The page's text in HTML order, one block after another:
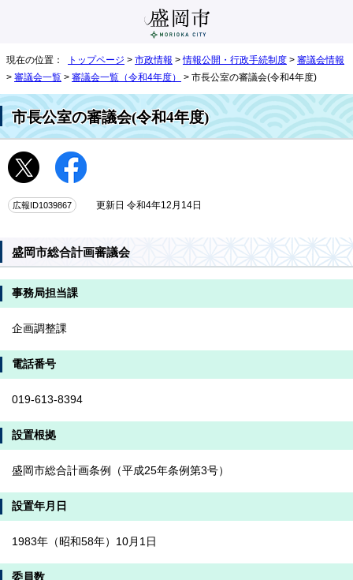
現在の位置： トップページ > 市政情報 >情報公開・行政手続制度 > 審議会情報
> 審議会一覧 > 審議会一覧（令和4年度） > 市長公室の審議会(令和4年度)
市長公室の審議会(令和4年度)
広報ID1039867 更新日 令和4年12月14日
盛岡市総合計画審議会
事務局担当課
企画調整課
電話番号
019-613-8394
設置根拠
盛岡市総合計画条例（平成25年条例第3号）
設置年月日
1983年（昭和58年）10月1日
委員数